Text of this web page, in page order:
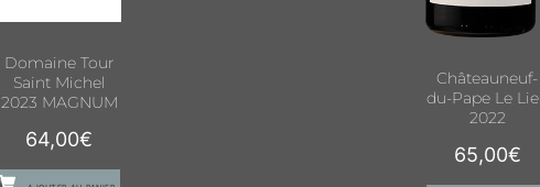
Domaine Tour
Saint Michel
2023 MAGNUM
64,00€
Châteauneuf-
du-Pape Le
2022
65,00€